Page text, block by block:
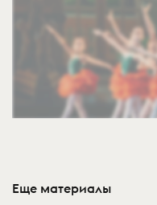
Еще материалы